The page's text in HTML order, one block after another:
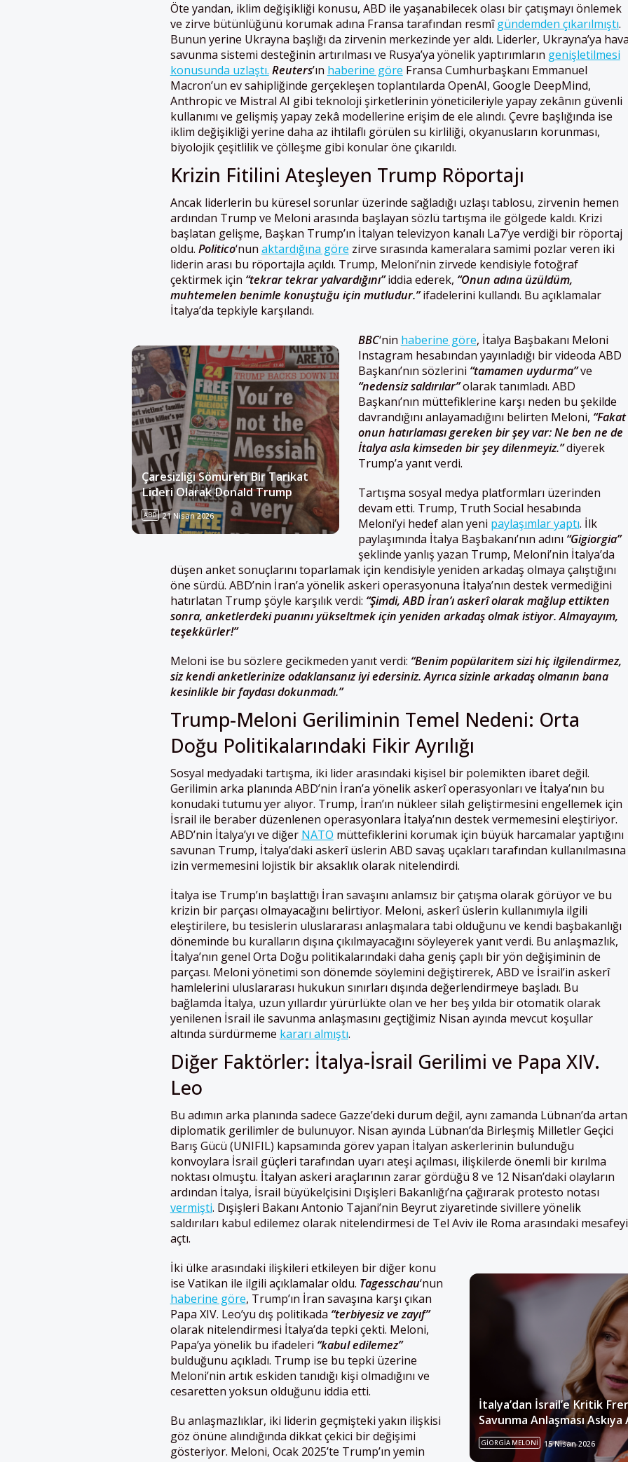
Öte yandan, iklim değişikliği konusu, ABD ile yaşanabilecek olası bir çatışmayı önlemek
ve zirve bütünlüğünü korumak adına Fransa tarafından resmîgündemden çıkarılmıştı.
Bunun yerine Ukrayna başlığı da zirvenin merkezinde yer aldı. Liderler, Ukrayna’ya
savunma sistemi desteğinin artırılması ve Rusya’ya yönelik yaptırımların genişletilmesi
konusunda uzlaştı. Reuters’ın haberine göre Fransa Cumhurbaşkanı Emmanuel
Macron’un ev sahipliğinde gerçekleşen toplantılarda OpenAI, Google DeepMind,
Anthropic ve Mistral AI gibi teknoloji şirketlerinin yöneticileriyle yapay zekânın güvenli
kullanımı ve gelişmiş yapay zekâ modellerine erişim de ele alındı. Çevre başlığında ise
iklim değişikliği yerine daha az ihtilaflı görülen su kirliliği, okyanusların korunması,
biyolojik çeşitlilik ve çölleşme gibi konular öne çıkarıldı.
Krizin Fitilini Ateşleyen Trump Röportajı
Ancak liderlerin bu küresel sorunlar üzerinde sağladığı uzlaşı tablosu, zirvenin hemen
ardından Trump ve Meloni arasında başlayan sözlü tartışma ile gölgede kaldı. Krizi
başlatan gelişme, Başkan Trump’ın İtalyan televizyon kanalı La7’ye verdiği bir röportaj
oldu. Politico‘nun aktardığına göre zirve sırasında kameralara samimi pozlar veren iki
liderin arası bu röportajla açıldı. Trump, Meloni’nin zirvede kendisiyle fotoğraf
çektirmek için “tekrar tekrar yalvardığını”iddia ederek, “Onun adına üzüldüm,
muhtemelen benimle konuştuğu için mutludur.”ifadelerini kullandı. Bu açıklamalar
İtalya’da tepkiyle karşılandı.
Çaresizliği Sömüren Bir Tarikat
Lideri Olarak Donald Trump
ABD 21 Nisan 2026
BBC‘nin haberine göre, İtalya Başbakanı Meloni
Instagram hesabından yayınladığı bir videoda ABD
Başkanı’nın sözlerini “tamamen uydurma”ve
“nedensiz saldırılar”olarak tanımladı. ABD
Başkanı’nın müttefiklerine karşı neden bu şekilde
davrandığını anlayamadığını belirten Meloni, “Fakat
onun hatırlaması gereken bir şey var: Ne ben ne de
İtalya asla kimseden bir şey dilenmeyiz.”diyerek
Trump’a yanıt verdi.
Tartışma sosyal medya platformları üzerinden
devam etti. Trump, Truth Social hesabında
Meloni’yi hedef alan yeni paylaşımlar yaptı. İlk
paylaşımında İtalya Başbakanı’nın adını “Gigiorgia”
şeklinde yanlış yazan Trump, Meloni’nin İtalya’da
düşen anket sonuçlarını toparlamak için kendisiyle yeniden arkadaş olmaya çalıştığını
öne sürdü. ABD’nin İran’a yönelik askeri operasyonuna İtalya’nın destek vermediğini
hatırlatan Trump şöyle karşılık verdi: “Şimdi, ABD İran’ı askerî olarak mağlup ettikten
sonra, anketlerdeki puanını yükseltmek için yeniden arkadaş olmak istiyor. Almayayım,
teşekkürler!”
Meloni ise bu sözlere gecikmeden yanıt verdi: “Benim popülaritem sizi hiç ilgilendirmez,
siz kendi anketlerinize odaklansanız iyi edersiniz. Ayrıca sizinle arkadaş olmanın bana
kesinlikle bir faydası dokunmadı.”
Trump-Meloni Geriliminin Temel Nedeni: Orta
Doğu Politikalarındaki Fikir Ayrılığı
Sosyal medyadaki tartışma, iki lider arasındaki kişisel bir polemikten ibaret değil.
Gerilimin arka planında ABD’nin İran’a yönelik askerî operasyonları ve İtalya’nın bu
konudaki tutumu yer alıyor. Trump, İran’ın nükleer silah geliştirmesini engellemek için
İsrail ile beraber düzenlenen operasyonlara İtalya’nın destek vermemesini eleştiriyor.
ABD’nin İtalya’yı ve diğer NATO müttefiklerini korumak için büyük harcamalar yaptığını
savunan Trump, İtalya’daki askerî üslerin ABD savaş uçakları tarafından kullanılmasına
izin vermemesini lojistik bir aksaklık olarak nitelendirdi.
İtalya ise Trump’ın başlattığı İran savaşını anlamsız bir çatışma olarak görüyor ve bu
krizin bir parçası olmayacağını belirtiyor. Meloni, askerî üslerin kullanımıyla ilgili
eleştirilere, bu tesislerin uluslararası anlaşmalara tabi olduğunu ve kendi başbakanlığı
döneminde bu kuralların dışına çıkılmayacağını söyleyerek yanıt verdi. Bu anlaşmazlık,
İtalya’nın genel Orta Doğu politikalarındaki daha geniş çaplı bir yön değişiminin de
parçası. Meloni yönetimi son dönemde söylemini değiştirerek, ABD ve İsrail’in askerî
hamlelerini uluslararası hukukun sınırları dışında değerlendirmeye başladı. Bu
bağlamda İtalya, uzun yıllardır yürürlükte olan ve her beş yılda bir otomatik olarak
yenilenen İsrail ile savunma anlaşmasını geçtiğimiz Nisan ayında mevcut koşullar
altında sürdürmeme kararı almıştı.
Diğer Faktörler: İtalya-İsrail Gerilimi ve Papa XIV.
Leo
Bu adımın arka planında sadece Gazze’deki durum değil, aynı zamanda Lübnan’da artan
diplomatik gerilimler de bulunuyor. Nisan ayında Lübnan’da Birleşmiş Milletler Geçici
Barış Gücü (UNIFIL) kapsamında görev yapan İtalyan askerlerinin bulunduğu
konvoylara İsrail güçleri tarafından uyarı ateşi açılması, ilişkilerde önemli bir kırılma
noktası olmuştu. İtalyan askeri araçlarının zarar gördüğü 8 ve 12 Nisan’daki olayların
ardından İtalya, İsrail büyükelçisini Dışişleri Bakanlığı’na çağırarak protesto notası
vermişti. Dışişleri Bakanı Antonio Tajani’nin Beyrut ziyaretinde sivillere yönelik
saldırıları kabul edilemez olarak nitelendirmesi de Tel Aviv ile Roma arasındaki mesafeyi
açtı.
İtalya’dan İsrail’e Kritik
Savunma Anlaşması Askıya
GIORGIA MELONI 15 Nisan 2026
İki ülke arasındaki ilişkileri etkileyen bir diğer konu
ise Vatikan ile ilgili açıklamalar oldu. Tagesschau‘nun
haberine göre, Trump’ın İran savaşına karşı çıkan
Papa XIV. Leo’yu dış politikada “terbiyesiz ve zayıf”
olarak nitelendirmesi İtalya’da tepki çekti. Meloni,
Papa’ya yönelik bu ifadeleri “kabul edilemez”
bulduğunu açıkladı. Trump ise bu tepki üzerine
Meloni’nin artık eskiden tanıdığı kişi olmadığını ve
cesaretten yoksun olduğunu iddia etti.
Bu anlaşmazlıklar, iki liderin geçmişteki yakın ilişkisi
göz önüne alındığında dikkat çekici bir değişimi
gösteriyor. Meloni, Ocak 2025’te Trump’ın yemin